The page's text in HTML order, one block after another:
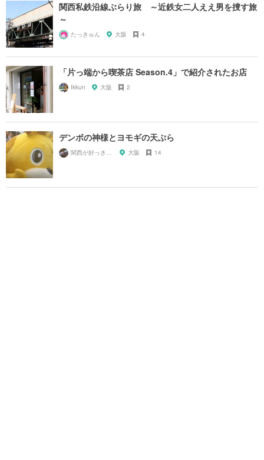
関西私鉄沿線ぶらり旅 ～近鉄女二人ええ男を捜す旅
～
たっきゅん 大阪 4
「片っ端から喫茶店 Season.4」で紹介されたお店
Ikkun 大阪 2
デンボの神様とヨモギの天ぷら
関西が好っきゃねん 大阪 14